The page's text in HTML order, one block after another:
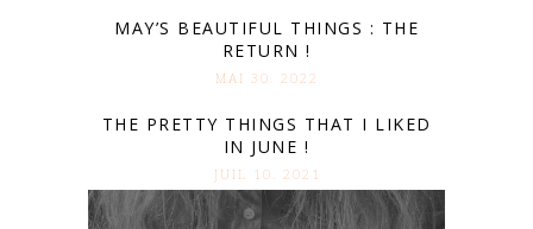
MAY’S BEAUTIFUL THINGS : THE
RETURN !
MAI 30. 2022
THE PRETTY THINGS THAT I LIKED
IN JUNE !
JUIL 10. 2021